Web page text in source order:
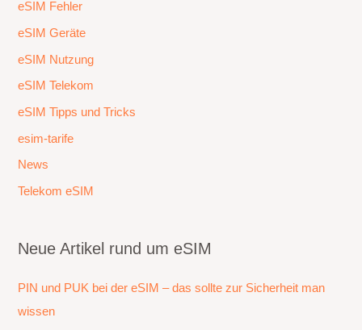
eSIM Fehler
eSIM Geräte
eSIM Nutzung
eSIM Telekom
eSIM Tipps und Tricks
esim-tarife
News
Telekom eSIM
Neue Artikel rund um eSIM
PIN und PUK bei der eSIM – das sollte zur Sicherheit man
wissen